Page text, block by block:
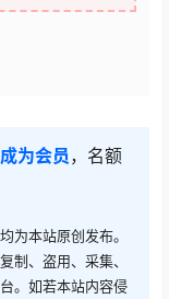
成为会员 ，名额
为本站原创发布。
制、盗用、采集、
。如若本站内容侵